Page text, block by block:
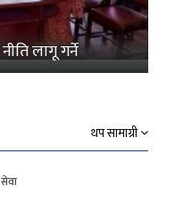
लागू गर्ने
थप सामाग्री